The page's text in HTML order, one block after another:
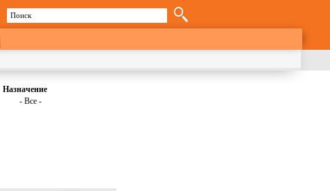
Форма поиска
Поиск
Назначение
- Все -